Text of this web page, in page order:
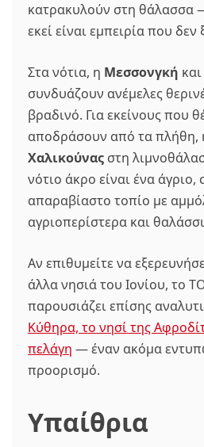
κατρακυλούν στη θάλασσα
εκεί είναι εμπειρία που δεν
Στα νότια, η Μεσσονγκή
συνδυάζουν ανέμελες
βραδινό. Για εκείνους που
αποδράσουν από τα πλήθη,
Χαλικούνας στη
νότιο άκρο είναι ένα άγριο,
απαραβίαστο τοπίο με
αγριοπερίστερα και
Αν επιθυμείτε να
άλλα νησιά του Ιονίου, το
παρουσιάζει επίσης
Κύθηρα, το νησί της
πελάγη — έναν ακόμα
προορισμό.
Υπαίθρια